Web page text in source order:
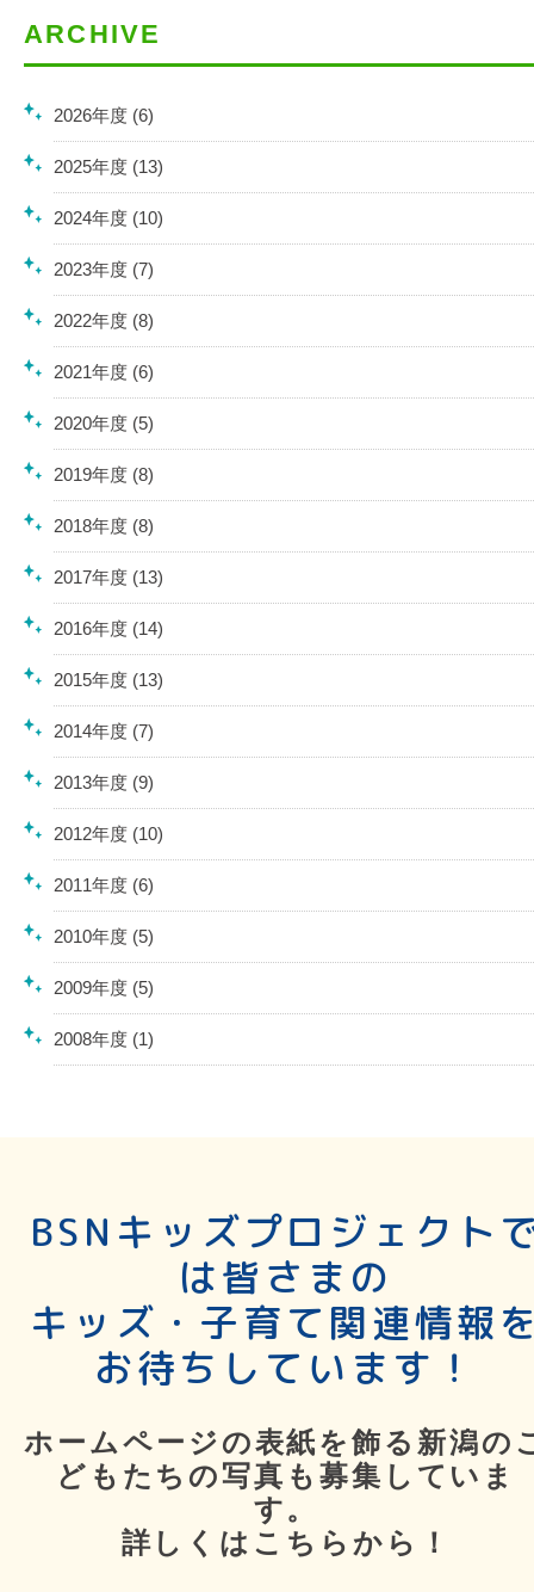
ARCHIVE
2026年度 (6)
2025年度 (13)
2024年度 (10)
2023年度 (7)
2022年度 (8)
2021年度 (6)
2020年度 (5)
2019年度 (8)
2018年度 (8)
2017年度 (13)
2016年度 (14)
2015年度 (13)
2014年度 (7)
2013年度 (9)
2012年度 (10)
2011年度 (6)
2010年度 (5)
2009年度 (5)
2008年度 (1)
BSNキッズプロジェクト
は皆さまの
キッズ・子育て関連情報
お待ちしています！
ホームページの表紙を飾る新潟の
どもたちの写真も募集していま
す。
詳しくはこちらから！